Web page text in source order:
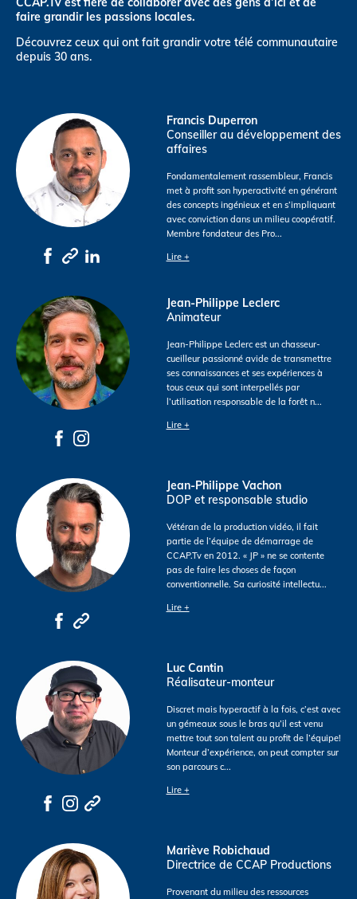
faire grandir les passions locales.
Découvrez ceux qui ont fait grandir votre télé communautaire
depuis 30 ans.
Francis Duperron
Conseiller au développement des
affaires
Fondamentalement rassembleur, Francis
met à profit son hyperactivité en générant
des concepts ingénieux et en s’impliquant
avec conviction dans un milieu coopératif.
Membre fondateur des Pro...
Lire +
Jean-Philippe Leclerc
Animateur
Jean-Philippe Leclerc est un chasseur-
cueilleur passionné avide de transmettre
ses connaissances et ses expériences à
tous ceux qui sont interpellés par
l’utilisation responsable de la forêt n...
Lire +
Jean-Philippe Vachon
DOP et responsable studio
Vétéran de la production vidéo, il fait
partie de l’équipe de démarrage de
CCAP.Tv en 2012. « JP » ne se contente
pas de faire les choses de façon
conventionnelle. Sa curiosité intellectu...
Lire +
Luc Cantin
Réalisateur-monteur
Discret mais hyperactif à la fois, c’est avec
un gémeaux sous le bras qu’il est venu
mettre tout son talent au profit de l’équipe!
Monteur d’expérience, on peut compter sur
son parcours c...
Lire +
Mariève Robichaud
Directrice de CCAP Productions
Provenant du milieu des ressources